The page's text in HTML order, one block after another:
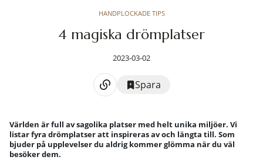
HANDPLOCKADE TIPS
4 magiska drömplatser
2023-03-02
Spara
Världen är full av sagolika platser med helt unika miljöer. Vi
listar fyra drömplatser att inspireras av och längta till. Som
bjuder på upplevelser du aldrig kommer glömma när du väl
besöker dem.